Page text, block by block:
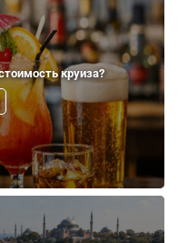
круиза?